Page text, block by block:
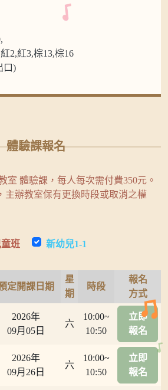
2,紅3,棕13,棕16
口)
體驗課報名
室 體驗課，每人每次需付費350元。
主辦教室保有更換時段或取消之權
童班
新幼兒1-1
定開課日期
星
期
時段
報名
方式
2026年
09月05日
六
10:00~
10:50
立即
報名
2026年
09月26日
六
10:00~
10:50
立即
報名